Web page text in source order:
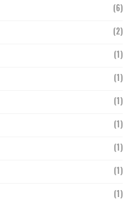
(6)
(2)
(1)
(1)
(1)
(1)
(1)
(1)
(1)